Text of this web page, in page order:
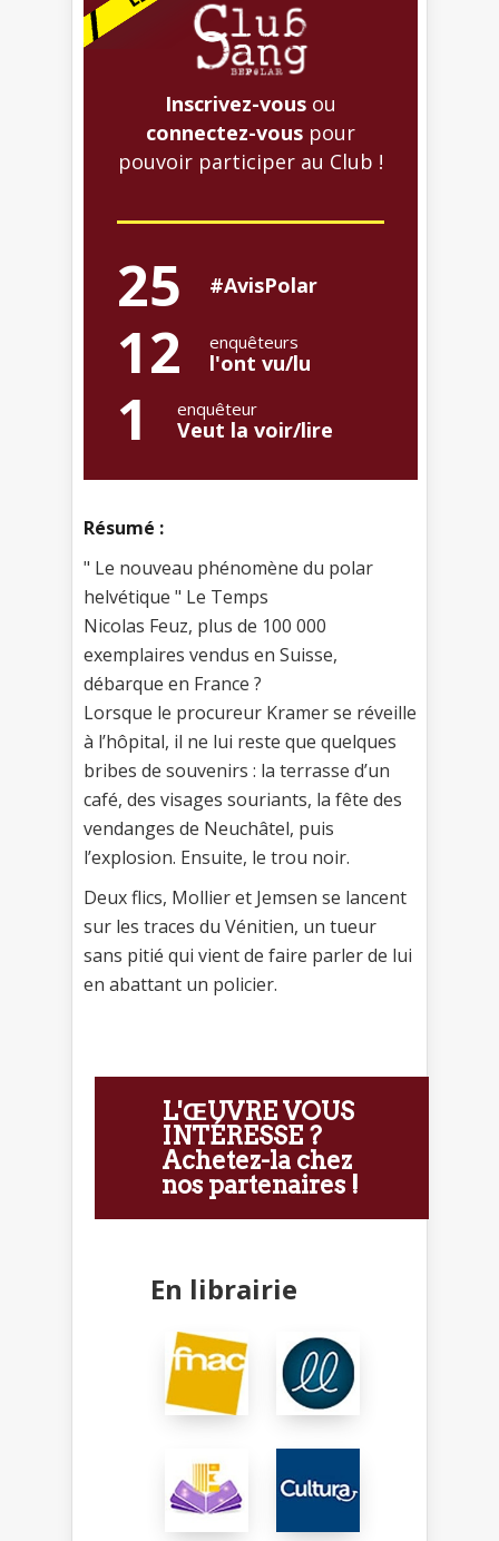
Inscrivez-vous ou
connectez-vous pour
pouvoir participer au Club !
25 #AvisPolar
12 enquêteurs
l'ont vu/lu
1 enquêteur
Veut la voir/lire
Résumé :
" Le nouveau phénomène du polar
helvétique " Le Temps
Nicolas Feuz, plus de 100 000
exemplaires vendus en Suisse,
débarque en France ?
Lorsque le procureur Kramer se réveille
à l’hôpital, il ne lui reste que quelques
bribes de souvenirs : la terrasse d’un
café, des visages souriants, la fête des
vendanges de Neuchâtel, puis
l’explosion. Ensuite, le trou noir.
Deux flics, Mollier et Jemsen se lancent
sur les traces du Vénitien, un tueur
sans pitié qui vient de faire parler de lui
en abattant un policier.
L'ŒUVRE VOUS
INTÉRESSE ?
Achetez-la chez
nos partenaires !
En librairie